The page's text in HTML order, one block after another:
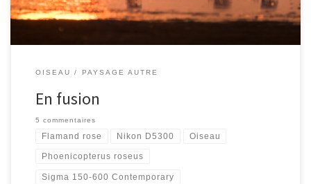
OISEAU PAYSAGE AUTRE
En fusion
5 commentaires
Flamand rose Nikon D5300 Oiseau
Phoenicopterus roseus
Sigma 150-600 Contemporary